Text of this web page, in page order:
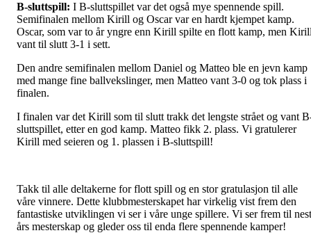
B-sluttspill: I B-sluttspillet var det også mye spennende spill.
Semifinalen mellom Kirill og Oscar var en hardt kjempet kamp.
Oscar, som var to år yngre enn Kirill spilte en flott kamp, men
vant til slutt 3-1 i sett.
Den andre semifinalen mellom Daniel og Matteo ble en jevn kamp
med mange fine ballvekslinger, men Matteo vant 3-0 og tok plass i
finalen.
I finalen var det Kirill som til slutt trakk det lengste strået og vant
sluttspillet, etter en god kamp. Matteo fikk 2. plass. Vi gratulerer
Kirill med seieren og 1. plassen i B-sluttspill!
Takk til alle deltakerne for flott spill og en stor gratulasjon til alle
våre vinnere. Dette klubbmesterskapet har virkelig vist frem den
fantastiske utviklingen vi ser i våre unge spillere. Vi ser frem til
års mesterskap og gleder oss til enda flere spennende kamper!